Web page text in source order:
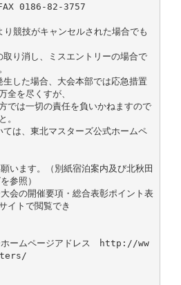
0186-82-3757
競技がキャンセルされた場合でも
り消し、ミスエントリーの場合で
した場合、大会本部では応急措置
全を尽くすが、
では一切の責任を負いかねますので
。
は、東北マスターズ公式ホームペ
います。（別紙宿泊案内及び北秋田
参照）
会の開催要項・総合表彰ポイント表
イトで閲覧でき
ホームページアドレス http://ww